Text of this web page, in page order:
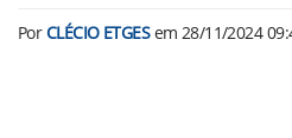
PorCLÉCIO ETGESem 28/11/2024